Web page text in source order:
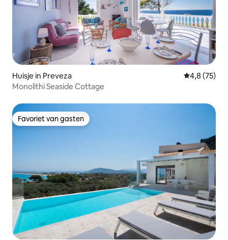
Huisje in Preveza
4,8 (75)
Monolithi Seaside Cottage
Favoriet van gasten
Favoriet van gasten